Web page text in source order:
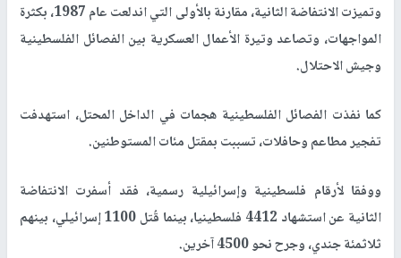
وتميزت الانتفاضة الثانية، مقارنة بالأولى التي اندلعت عام 1987، بكثرة
المواجهات، وتصاعد وتيرة الأعمال العسكرية بين الفصائل الفلسطينية
وجيش الاحتلال.
كما نفذت الفصائل الفلسطينية هجمات في الداخل المحتل، استهدفت
تفجير مطاعم وحافلات، تسببت بمقتل مئات المستوطنين.
ووفقا لأرقام فلسطينية وإسرائيلية رسمية، فقد أسفرت الانتفاضة
الثانية عن استشهاد 4412 فلسطينيا، بينما قُتل 1100 إسرائيلي، بينهم
ثلاثمئة جندي، وجرح نحو 4500 آخرين.